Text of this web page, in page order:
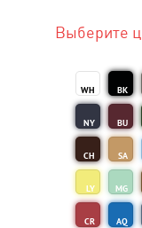
Тираж от 11 шт. :
Выберите
WH BK
NY BU
CH SA
LY MG
CR AQ